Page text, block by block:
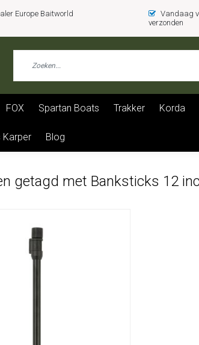
Europe Baitworld
Vandaag
verzonden
FOX Spartan Boats Trakker Korda
Karper Blog
getagd met Banksticks 12